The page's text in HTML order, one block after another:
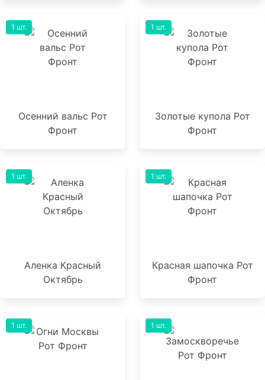
Осенний вальс Рот
Фронт
1 шт.
Золотые купола Рот
Фронт
1 шт.
Аленка Красный
Октябрь
1 шт.
Красная шапочка Рот
Фронт
1 шт.
1 шт. 1 шт.